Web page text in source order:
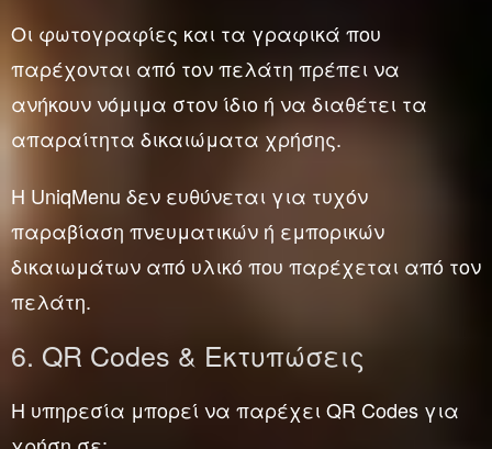
Οι φωτογραφίες και τα γραφικά που
παρέχονται από τον πελάτη πρέπει να
ανήκουν νόμιμα στον ίδιο ή να διαθέτει τα
απαραίτητα δικαιώματα χρήσης.
Η UniqMenu δεν ευθύνεται για τυχόν
παραβίαση πνευματικών ή εμπορικών
δικαιωμάτων από υλικό που παρέχεται από τον
πελάτη.
6. QR Codes & Εκτυπώσεις
Η υπηρεσία μπορεί να παρέχει QR Codes για